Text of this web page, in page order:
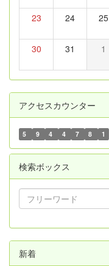
23 24 25
30 31 1
アクセスカウンター
5 9 4 4 7 8 1
検索ボックス
新着